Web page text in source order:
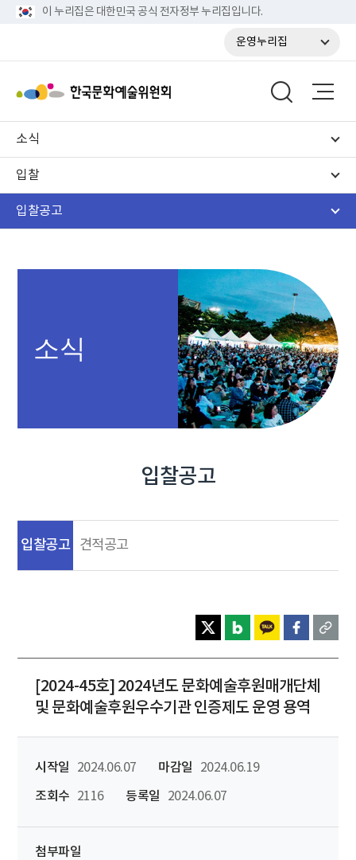
이 누리집은 대한민국 공식 전자정부 누리집입니다.
운영누리집
소식
입찰
입찰공고
소식
입찰공고
입찰공고 견적공고
[2024-45호] 2024년도 문화예술후원매개단체
및 문화예술후원우수기관 인증제도 운영 용역
시작일 2024.06.07 마감일
2024.06.19
조회수
2116 등록일 2024.06.07
첨부파일